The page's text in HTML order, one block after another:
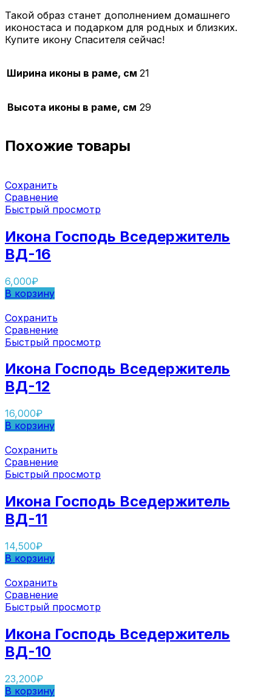
Такой образ станет дополнением домашнего
иконостаса и подарком для родных и близких.
Купите икону Спасителя сейчас!
Ширина иконы в раме, см 21
Высота иконы в раме, см 29
Похожие товары
Сохранить
Сравнение
Быстрый просмотр
Икона Господь Вседержитель
ВД-16
6,000₽
В корзину
Сохранить
Сравнение
Быстрый просмотр
Икона Господь Вседержитель
ВД-12
16,000₽
В корзину
Сохранить
Сравнение
Быстрый просмотр
Икона Господь Вседержитель
ВД-11
14,500₽
В корзину
Сохранить
Сравнение
Быстрый просмотр
Икона Господь Вседержитель
ВД-10
23,200₽
В корзину